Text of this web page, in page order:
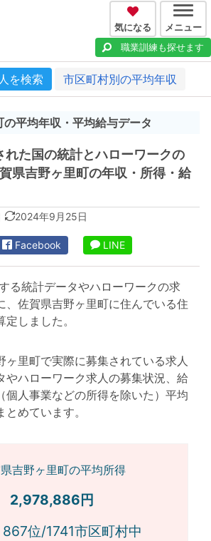
気になる メニュー
職業訓練も探せます
を検索 市区町村別の平均年収
平均年収・平均給与データ
た国の統計とハローワークの
県吉野ヶ里町の年収・所得・給
2024年9月25日
Facebook LINE
る統計データやハローワークの求
、佐賀県吉野ヶ里町に住んでいる住
しました。
ヶ里町で実際に募集されている求人
やハローワーク求人の募集状況、給
個人事業などの所得を除いた）平均
めています。
吉野ヶ里町の平均所得
2,978,886円
位/1741市区町村中